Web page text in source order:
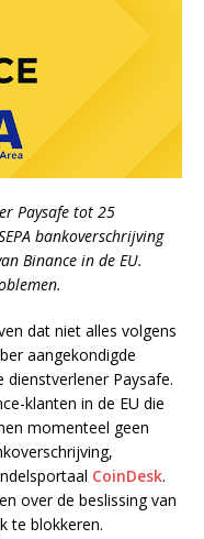
Paysafe tot 25
bankoverschrijving
Binance in de EU.
dat niet alles volgens
aangekondigde
dienstverlener Paysafe.
klanten in de EU die
momenteel geen
CoinDesk.
over de beslissing van
te blokkeren.